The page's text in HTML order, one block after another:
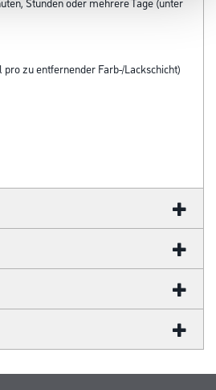
zu entfernender Farb-/Lackschicht)